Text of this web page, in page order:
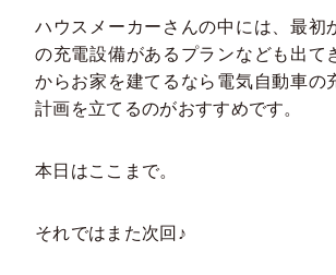
ハウスメーカーさんの中には、最初
の充電設備があるプランなども出て
からお家を建てるなら電気自動車の
計画を立てるのがおすすめです。
本日はここまで。
それではまた次回♪